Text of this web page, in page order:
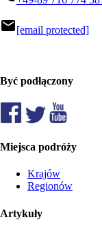
mail[email protected]
Być podłączony
Miejsca podróży
Krajów
Regionów
Artykuły